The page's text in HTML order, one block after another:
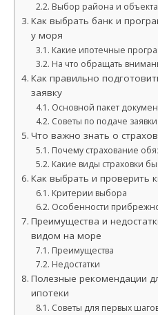
Выбор района и
Как выбрать банк и
у моря
Какие ипотечные
На что обращать
Как правильно
заявку
Основной пакет
Советы по подаче заявки
Что важно знать о
Почему страхование
Какие виды страховки
Как выбрать и проверить
Критерии выбора
Особенности
Преимущества и
видом на море
Преимущества
Недостатки
Полезные рекомендации
ипотеки
Советы для первых